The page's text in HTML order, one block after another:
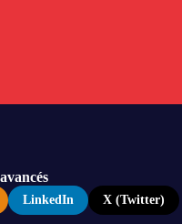
LinkedIn X (Twitter)